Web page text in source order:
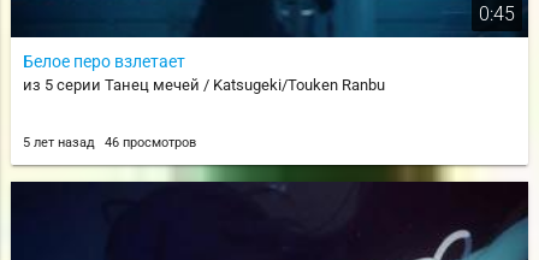
0:45
Белое перо взлетает
из 5 серии Танец мечей / Katsugeki/Touken Ranbu
5 лет назад 46 просмотров